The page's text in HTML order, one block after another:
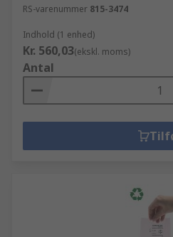
RS-varenummer 815-3474
Indhold (1 enhed)
Kr. 560,03(ekskl. moms)
Antal